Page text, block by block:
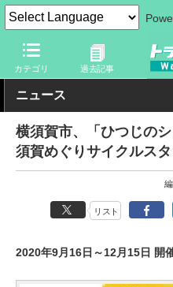
カテゴリ 過去記事
トラベル Watch 旅の方法 自
ニュース
横須賀市、「ひつじの
須賀めぐりサイクルス
リスト
2020年9月16日～12月15日 開